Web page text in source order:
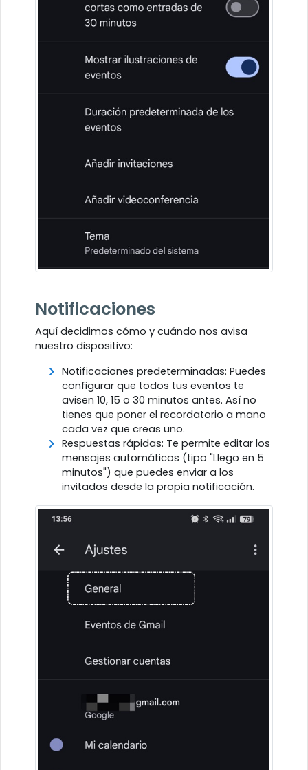
Notificaciones
Aquí decidimos cómo y cuándo nos avisa
nuestro dispositivo:
Notificaciones predeterminadas: Puedes
configurar que todos tus eventos te
avisen 10, 15 o 30 minutos antes. Así no
tienes que poner el recordatorio a mano
cada vez que creas uno.
Respuestas rápidas: Te permite editar los
mensajes automáticos (tipo "Llego en 5
minutos") que puedes enviar a los
invitados desde la propia notificación.